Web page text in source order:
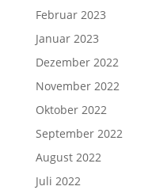
Februar 2023
Januar 2023
Dezember 2022
November 2022
Oktober 2022
September 2022
August 2022
Juli 2022